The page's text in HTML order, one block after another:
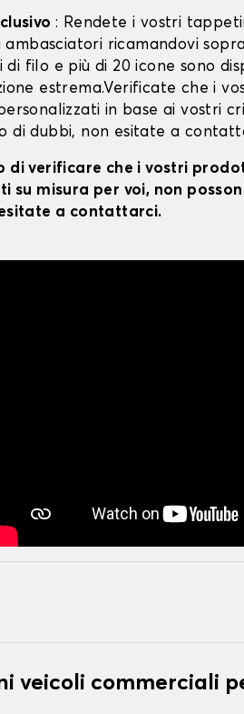
: Rendete i vostri
ambasciatori ricamandovi
di filo e più di 20 icone sono
estrema.Verificate che i
in base ai vostri
di dubbi, non esitate a
di verificare che i vostri
su misura per voi, non
a contattarci.
veicoli commerciali